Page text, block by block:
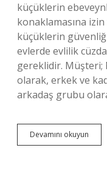
küçüklerin
konaklamasına
küçüklerin
evlerde evlilik
gereklidir. Müşteri;
olarak, erkek ve
arkadaş grubu
Devamını okuyun